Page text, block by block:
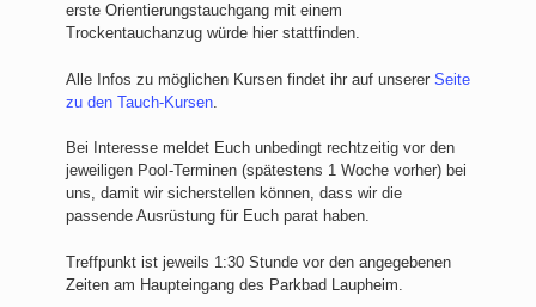
erste Orientierungstauchgang mit einem
Trockentauchanzug würde hier stattfinden.
Alle Infos zu möglichen Kursen findet ihr auf unserer Seite
zu den Tauch-Kursen
Bei Interesse meldet Euch unbedingt rechtzeitig vor den
jeweiligen Pool-Terminen (spätestens 1 Woche vorher) bei
uns, damit wir sicherstellen können, dass wir die
passende Ausrüstung für Euch parat haben.
Treffpunkt ist jeweils 1:30 Stunde vor den angegebenen
Zeiten am Haupteingang des Parkbad Laupheim.